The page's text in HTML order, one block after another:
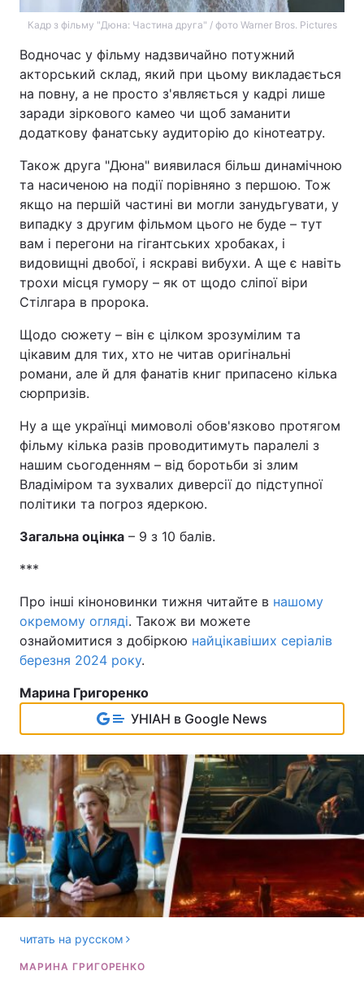
Кадр з фільму "Дюна: Частина друга" / фото Warner Bros. Pictures
Водночас у фільму надзвичайно потужний
акторський склад, який при цьому викладається
на повну, а не просто з'являється у кадрі лише
заради зіркового камео чи щоб заманити
додаткову фанатську аудиторію до кінотеатру.
Також друга "Дюна" виявилася більш динамічною
та насиченою на події порівняно з першою. Тож
якщо на першій частині ви могли занудьгувати, у
випадку з другим фільмом цього не буде – тут
вам і перегони на гігантських хробаках, і
видовищні двобої, і яскраві вибухи. А ще є навіть
трохи місця гумору – як от щодо сліпої віри
Стілгара в пророка.
Щодо сюжету – він є цілком зрозумілим та
цікавим для тих, хто не читав оригінальні
романи, але й для фанатів книг припасено кілька
сюрпризів.
Ну а ще українці мимоволі обов'язково протягом
фільму кілька разів проводитимуть паралелі з
нашим сьогоденням – від боротьби зі злим
Владіміром та зухвалих диверсії до підступної
політики та погроз ядеркою.
Загальна оцінка – 9 з 10 балів.
***
Про інші кіноновинки тижня читайте в нашому
окремому огляді. Також ви можете
ознайомитися з добіркою найцікавіших серіалів
березня 2024 року.
Марина Григоренко
УНІАН в Google News
читать на русском